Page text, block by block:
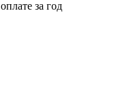
за год